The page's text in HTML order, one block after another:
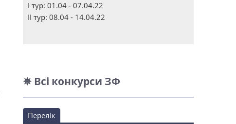
І тур: 01.04 - 07.04.22
ІІ тур: 08.04 - 14.04.22
✵ Всі конкурси ЗФ
Перелік